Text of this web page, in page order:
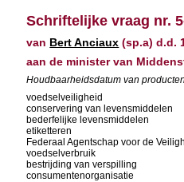
Schriftelijke vraag nr.
van Bert Anciaux (sp.a) d.d.
aan de minister van
Houdbaarheidsdatum van
voedselveiligheid
conservering van levensmiddelen
bederfelijke levensmiddelen
etiketteren
Federaal Agentschap voor de
voedselverbruik
bestrijding van verspilling
consumentenorganisatie